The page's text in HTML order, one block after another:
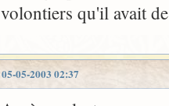
volontiers qu'il avait
05-05-2003 02:37